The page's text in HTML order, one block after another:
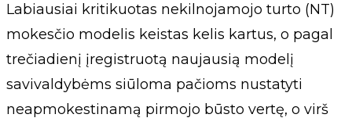
Labiausiai kritikuotas nekilnojamojo turto (NT)
mokesčio modelis keistas kelis kartus, o pagal
trečiadienį įregistruotą naujausią modelį
savivaldybėms siūloma pačioms nustatyti
neapmokestinamą pirmojo būsto vertę, o virš